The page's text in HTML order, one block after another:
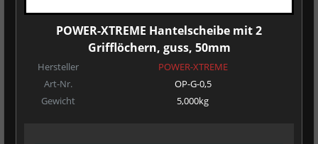
POWER-XTREME Hantelscheibe mit 2
Grifflöchern, guss, 50mm
Hersteller
POWER-XTREME
Art-Nr.
OP-G-0,5
Gewicht
5,000kg